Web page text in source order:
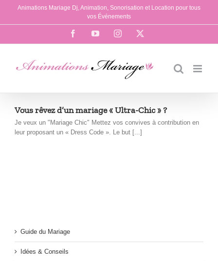
Passer
contenu
Animations Mariage Dj, Animation, Sonorisation et Location pour tous
vos Événements
FacebookYouTubeInstagram
Vous rêvez d’un mariage « Ultra-Chic » ?
Je veux un "Mariage Chic" Mettez vos convives à contribution en
leur proposant un « Dress Code ». Le but [...]
Guide du Mariage
Idées & Conseils